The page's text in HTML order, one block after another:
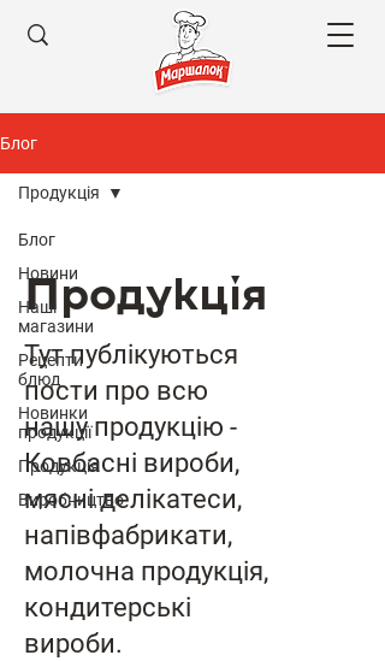
Блог
Блог
Новини
Наші
магазини
Рецепти
блюд
Новинки
продукції
Продукція
Виробництво
Продукція
Продукція
Тут публікуються
пости про всю
нашу продукцію -
Ковбасні вироби,
мясні делікатеси,
напівфабрикати,
молочна продукція,
кондитерські
вироби.